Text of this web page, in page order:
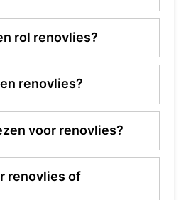
rol renovlies?
renovlies?
voor renovlies?
renovlies of